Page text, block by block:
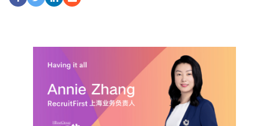
Share On Facebook
Tweet ItShare On LinkedIn
Share by Email